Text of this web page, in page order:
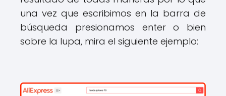
una vez que escribimos en la barra de
búsqueda presionamos enter o bien
sobre la lupa, mira el siguiente ejemplo: